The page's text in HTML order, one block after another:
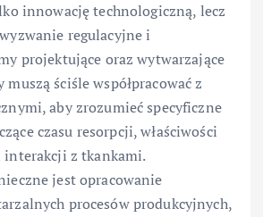
innowację technologiczną, lecz
regulacyjne i
projektujące oraz wytwarzające
ściśle współpracować z
aby zrozumieć specyficzne
czasu resorpcji, właściwości
interakcji z tkankami.
jest opracowanie
procesów produkcyjnych,